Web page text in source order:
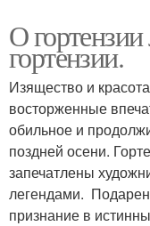
О гортензии
гортензии.
Изящество и
восторженные
обильное и
поздней осени.
запечатлены
легендами.
признание в